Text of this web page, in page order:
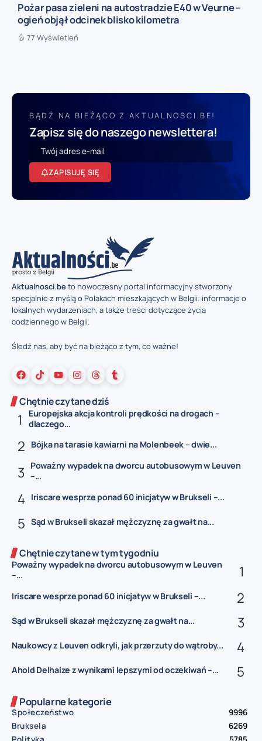
Pożar pasa zieleni na autostradzie E40 w Veurne –
ogień objął odcinek blisko kilometra
77 Wyświetleń
BĄDŹ NA BIEŻĄCO Z AKTUALNOSCI.BE!
Zapisz się do naszego newslettera!
ZAPISUJĘ SIĘ
Aktualnosci.beto nowoczesny portal informacyjny stworzony
specjalnie z myślą o Polakach mieszkających w Belgii: informacje o
lokalnych wydarzeniach, a także treści dotyczące życia
codziennego w Belgii.
Śledź nas, aby być na bieżąco z tym, co ważne!
Chętnie czytane dziś
Europejska akcja kontroli prędkości na drogach –
dlaczego...
Bójka na tarasie kawiarni na Molenbeek – dwie...
Poważny wypadek na dworcu autobusowym w Leuven
–...
Iriscare wesprze ponad 60 inicjatyw w Brukseli –...
Sąd w Brukseli skazał mężczyznę za gwałt na...
Chętnie czytane w tym tygodniu
Poważny wypadek na dworcu autobusowym w Leuven
–...
Iriscare wesprze ponad 60 inicjatyw w Brukseli –...
Sąd w Brukseli skazał mężczyznę za gwałt na...
Naukowcy z Leuven odkryli, jak przerzuty do wątroby...
Ahold Delhaize z wynikami lepszymi od oczekiwań –...
Popularne kategorie
Społeczeństwo
9996
Bruksela
6269